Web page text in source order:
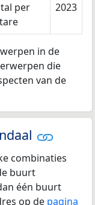
per
2023
in de
die
van de
combinaties
buurt
één buurt
op de pagina